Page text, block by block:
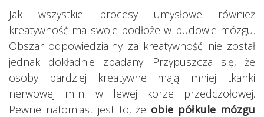
Jak wszystkie procesy umysłowe również
kreatywność ma swoje podłoże w budowie mózgu.
Obszar odpowiedzialny za kreatywność nie został
jednak dokładnie zbadany. Przypuszcza się, że
osoby bardziej kreatywne mają mniej tkanki
nerwowej m.in. w lewej korze przedczołowej.
Pewne natomiast jest to, że obie półkule mózgu